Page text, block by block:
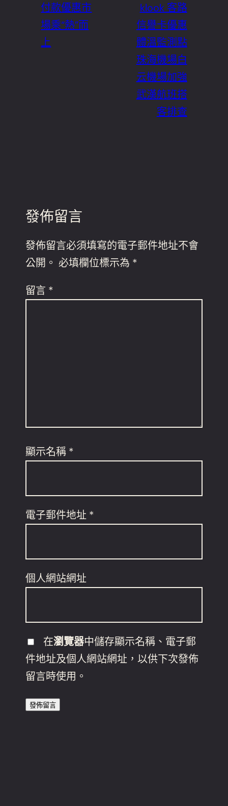
付款優惠市
場乘“熱”而
上
klook 客路
信譽卡優惠
體溫監測點
珠海機場白
云機場加強
武漢航班搭
客排查
發佈留言
發佈留言必須填寫的電子郵件地址不會
公開。 必填欄位標示為 *
留言 *
顯示名稱 *
電子郵件地址 *
個人網站網址
在瀏覽器中儲存顯示名稱、電子郵
件地址及個人網站網址，以供下次發佈
留言時使用。